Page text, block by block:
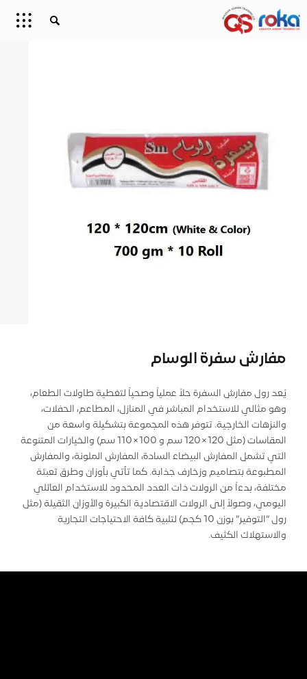
مفارش سفرة الوسام
يُعد رول مفارش السفرة حلاً عملياً وصحياً لتغطية طاولات الطعام،
وهو مثالي للاستخدام المباشر في المنازل، المطاعم، الحفلات،
والنزهات الخارجية. تتوفر هذه المجموعة بتشكيلة واسعة من
المقاسات (مثل 120×120 سم و 100×110 سم) والخيارات المتنوعة
التي تشمل المفارش البيضاء السادة، المفارش الملونة، والمفارش
المطبوعة بتصاميم وزخارف جذابة. كما تأتي بأوزان وطرق تعبئة
مختلفة، بدءاً من الرولات ذات العدد المحدود للاستخدام العائلي
اليومي، وصولاً إلى الرولات الاقتصادية الكبيرة والأوزان الثقيلة (مثل
رول “التوفير” بوزن 10 كجم) لتلبية كافة الاحتياجات التجارية
والاستهلاك الكثيف.